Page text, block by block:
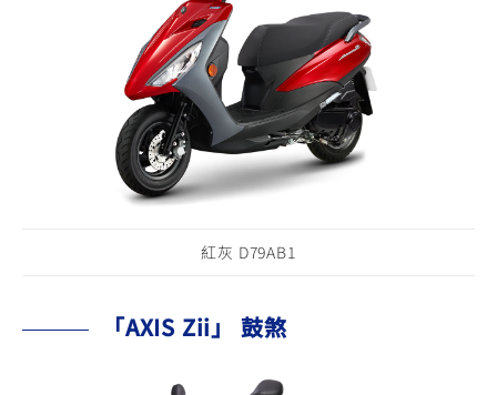
紅灰 D79AB1
「AXIS Zii」 鼓煞